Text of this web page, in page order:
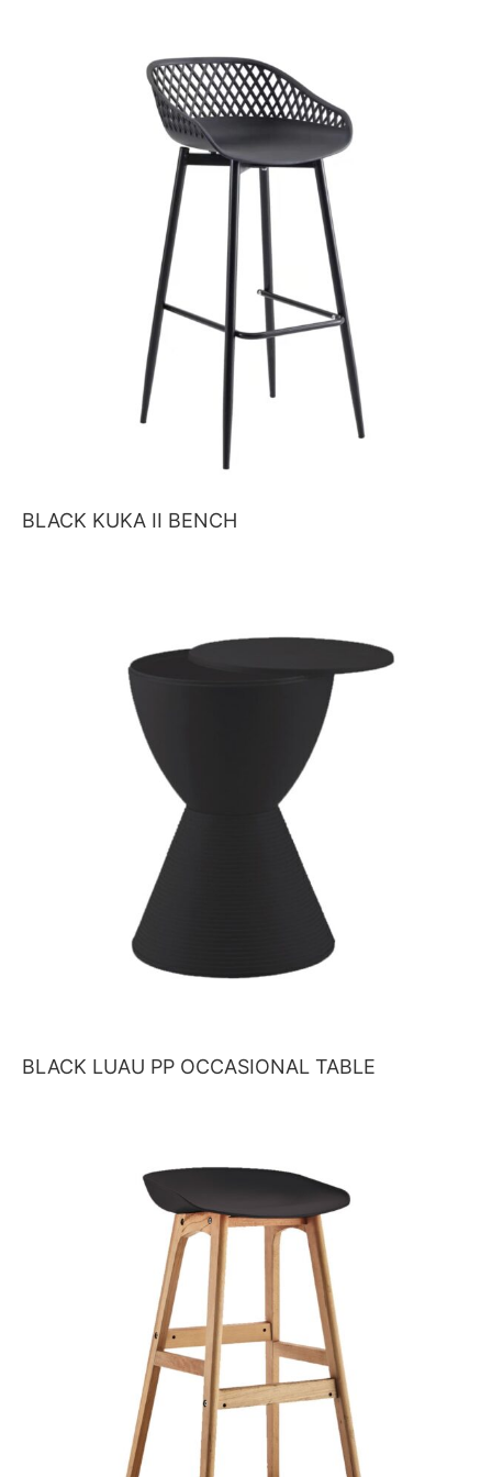
BLACK KUKA II BENCH
BLACK LUAU PP OCCASIONAL TABLE